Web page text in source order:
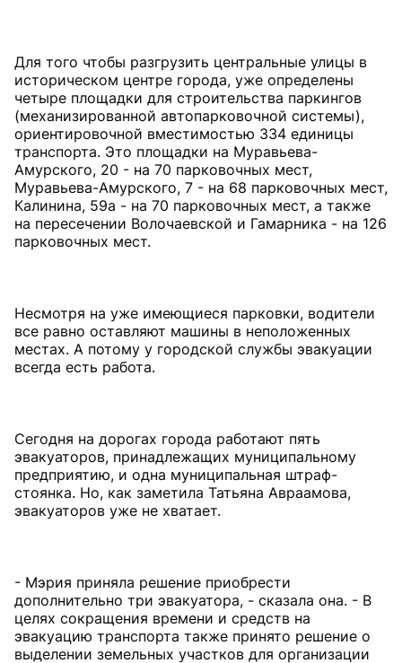
Для того чтобы разгрузить центральные улицы в
историческом центре города, уже определены
четыре площадки для строительства паркингов
(механизированной автопарковочной системы),
ориентировочной вместимостью 334 единицы
транспорта. Это площадки на Муравьева-
Амурского, 20 - на 70 парковочных мест,
Муравьева-Амурского, 7 - на 68 парковочных мест,
Калинина, 59а - на 70 парковочных мест, а также
на пересечении Волочаевской и Гамарника - на 126
парковочных мест.
Несмотря на уже имеющиеся парковки, водители
все равно оставляют машины в неположенных
местах. А потому у городской службы эвакуации
всегда есть работа.
Сегодня на дорогах города работают пять
эвакуаторов, принадлежащих муниципальному
предприятию, и одна муниципальная штраф-
стоянка. Но, как заметила Татьяна Авраамова,
эвакуаторов уже не хватает.
- Мэрия приняла решение приобрести
дополнительно три эвакуатора, - сказала она. - В
целях сокращения времени и средств на
эвакуацию транспорта также принято решение о
выделении земельных участков для организации